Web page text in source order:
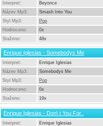
Interpret:
Beyonce
Název Mp3:
Smash Into You
Styl Mp3:
Pop
Hodnoceno:
0x
Staženo:
48x
Enrique Iglesias - Somebodys Me
Interpret:
Enrique Iglesias
Název Mp3:
Somebodys Me
Styl Mp3:
Pop
Hodnoceno:
0x
Staženo:
19x
Enrique Iglesias - Don\ t You For..
Interpret:
Enrique Iglesias